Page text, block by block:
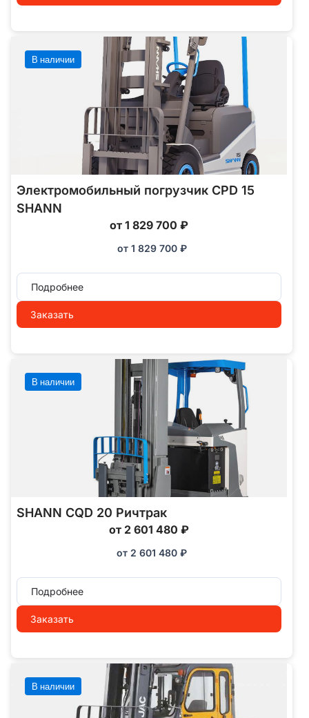
В наличии
Электромобильный погрузчик CPD 15
SHANN
от 1 829 700 ₽
от 1 829 700 ₽
Подробнее
Заказать
В наличии
SHANN CQD 20 Ричтрак
от 2 601 480 ₽
от 2 601 480 ₽
Подробнее
Заказать
В наличии